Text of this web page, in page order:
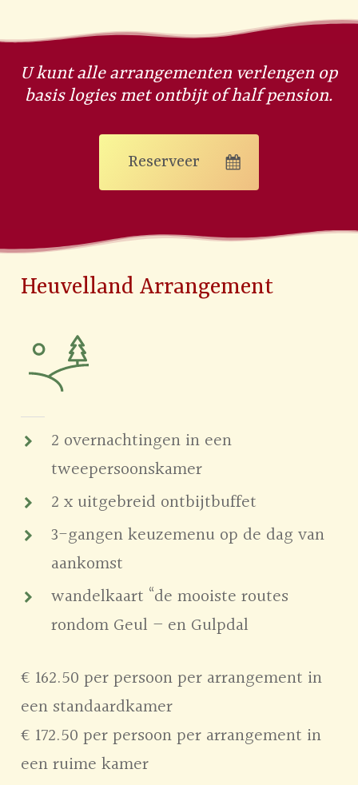
U kunt alle arrangementen verlengen op
basis logies met ontbijt of half pension.
Reserveer
Heuvelland Arrangement
2 overnachtingen in een
tweepersoonskamer
2 x uitgebreid ontbijtbuffet
3-gangen keuzemenu op de dag van
aankomst
wandelkaart “de mooiste routes
rondom Geul – en Gulpdal
€ 162.50 per persoon per arrangement in
een standaardkamer
€ 172.50 per persoon per arrangement in
een ruime kamer